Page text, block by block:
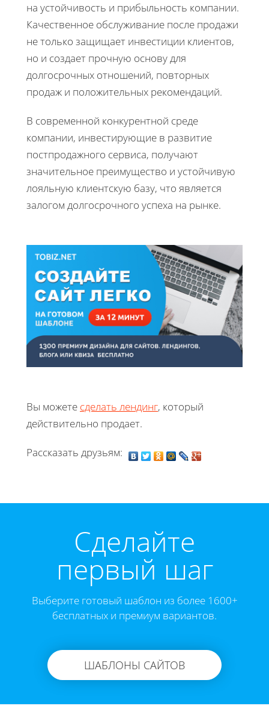
на устойчивость и прибыльность компании.
Качественное обслуживание после продажи
не только защищает инвестиции клиентов,
но и создает прочную основу для
долгосрочных отношений, повторных
продаж и положительных рекомендаций.
В современной конкурентной среде
компании, инвестирующие в развитие
постпродажного сервиса, получают
значительное преимущество и устойчивую
лояльную клиентскую базу, что является
залогом долгосрочного успеха на рынке.
Вы можете сделать лендинг, который
действительно продает.
Рассказать друзьям:
Cделайте
первый шаг
Выберите готовый шаблон из более 1600+
бесплатных и премиум вариантов.
ШАБЛОНЫ САЙТОВ